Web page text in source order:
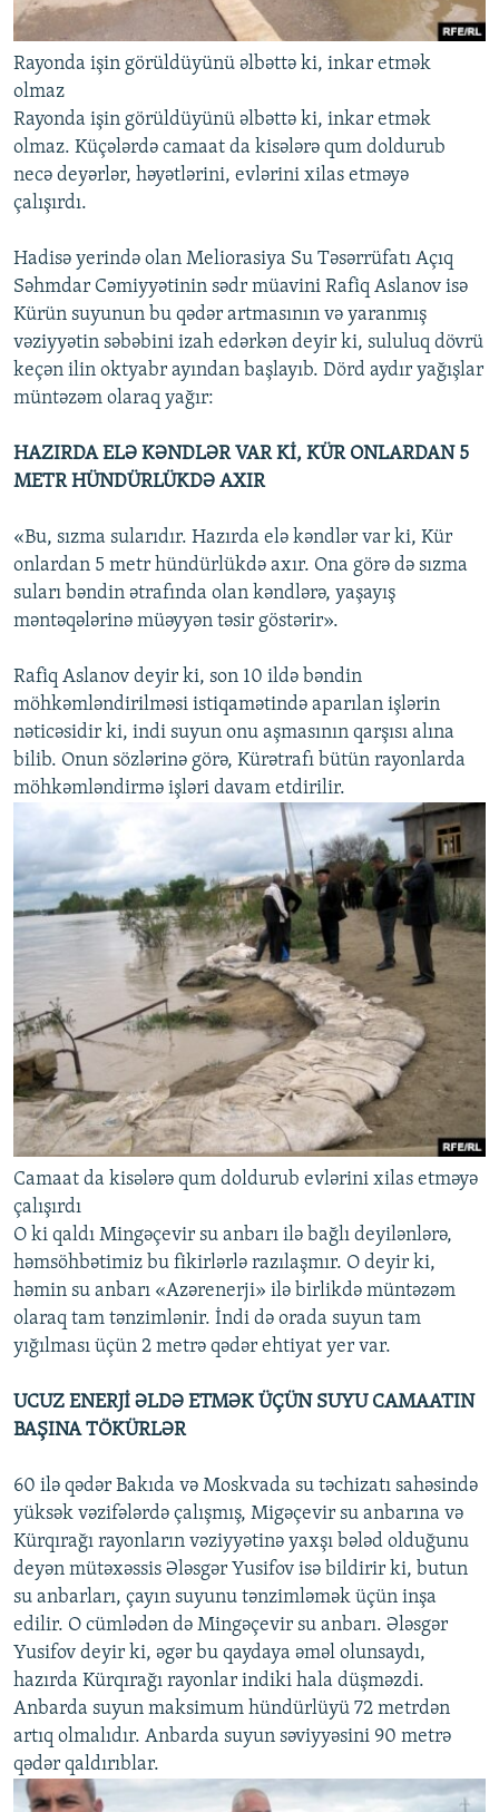
Rayonda işin görüldüyünü əlbəttə ki, inkar etmək
olmaz
Rayonda işin görüldüyünü əlbəttə ki, inkar etmək
olmaz. Küçələrdə camaat da kisələrə qum doldurub
necə deyərlər, həyətlərini, evlərini xilas etməyə
çalışırdı.
Hadisə yerində olan Meliorasiya Su Təsərrüfatı Açıq
Səhmdar Cəmiyyətinin sədr müavini Rafiq Aslanov isə
Kürün suyunun bu qədər artmasının və yaranmış
vəziyyətin səbəbini izah edərkən deyir ki, sululuq dövrü
keçən ilin oktyabr ayından başlayıb. Dörd aydır yağışlar
müntəzəm olaraq yağır:
HAZIRDA ELƏ KƏNDLƏR VAR Kİ, KÜR ONLARDAN 5
METR HÜNDÜRLÜKDƏ AXIR
«Bu, sızma sularıdır. Hazırda elə kəndlər var ki, Kür
onlardan 5 metr hündürlükdə axır. Ona görə də sızma
suları bəndin ətrafında olan kəndlərə, yaşayış
məntəqələrinə müəyyən təsir göstərir».
Rafiq Aslanov deyir ki, son 10 ildə bəndin
möhkəmləndirilməsi istiqamətində aparılan işlərin
nəticəsidir ki, indi suyun onu aşmasının qarşısı alına
bilib. Onun sözlərinə görə, Kürətrafı bütün rayonlarda
möhkəmləndirmə işləri davam etdirilir.
Camaat da kisələrə qum doldurub evlərini xilas etməyə
çalışırdı
O ki qaldı Mingəçevir su anbarı ilə bağlı deyilənlərə,
həmsöhbətimiz bu fikirlərlə razılaşmır. O deyir ki,
həmin su anbarı «Azərenerji» ilə birlikdə müntəzəm
olaraq tam tənzimlənir. İndi də orada suyun tam
yığılması üçün 2 metrə qədər ehtiyat yer var.
UCUZ ENERJİ ƏLDƏ ETMƏK ÜÇÜN SUYU CAMAATIN
BAŞINA TÖKÜRLƏR
60 ilə qədər Bakıda və Moskvada su təchizatı sahəsində
yüksək vəzifələrdə çalışmış, Migəçevir su anbarına və
Kürqırağı rayonların vəziyyətinə yaxşı bələd olduğunu
deyən mütəxəssis Ələsgər Yusifov isə bildirir ki, butun
su anbarları, çayın suyunu tənzimləmək üçün inşa
edilir. O cümlədən də Mingəçevir su anbarı. Ələsgər
Yusifov deyir ki, əgər bu qaydaya əməl olunsaydı,
hazırda Kürqırağı rayonlar indiki hala düşməzdi.
Anbarda suyun maksimum hündürlüyü 72 metrdən
artıq olmalıdır. Anbarda suyun səviyyəsini 90 metrə
qədər qaldırıblar.